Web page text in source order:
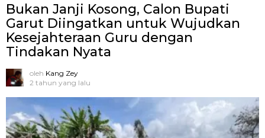
Bukan Janji Kosong, Calon Bupati
Garut Diingatkan untuk Wujudkan
Kesejahteraan Guru dengan
Tindakan Nyata
oleh Kang Zey
2 tahun yang lalu